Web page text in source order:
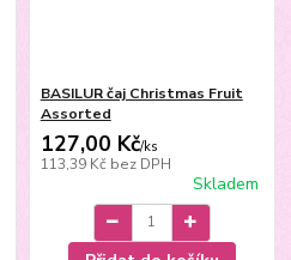
BASILUR čaj Christmas Fruit
Assorted
127,00 Kč/ks
113,39 Kč bez DPH
Skladem